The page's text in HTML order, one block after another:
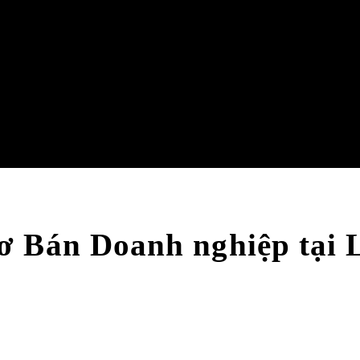
Bán Doanh nghiệp tại